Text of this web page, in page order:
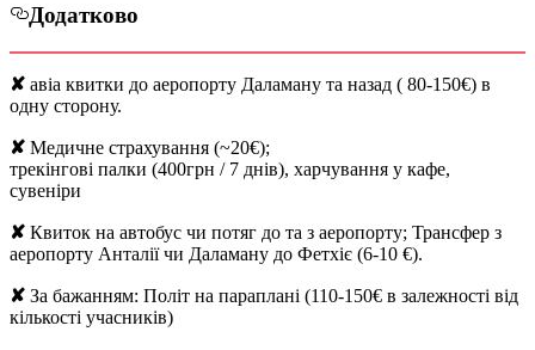
Додатково
✘ авіа квитки до аеропорту Даламану та назад ( 80-150€) в
одну сторону.
✘ Медичне страхування (~20€);
трекінгові палки (400грн / 7 днів), харчування у кафе,
сувеніри
✘ Квиток на автобус чи потяг до та з аеропорту; Трансфер з
аеропорту Анталії чи Даламану до Фетхіє (6-10 €).
✘ За бажанням: Політ на параплані (110-150€ в залежності від
кількості учасників)